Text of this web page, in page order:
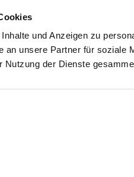
und Anzeigen zu
an unsere Partner für soziale
Nutzung der Dienste